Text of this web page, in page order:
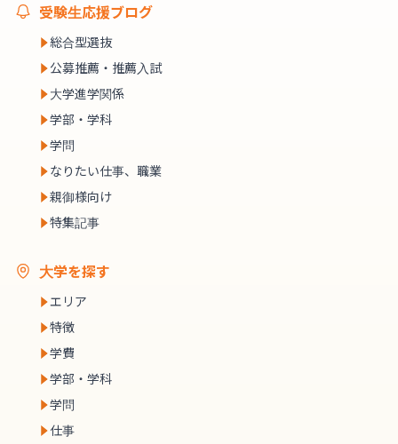
受験生応援ブログ
総合型選抜
公募推薦・推薦入試
大学進学関係
学部・学科
学問
なりたい仕事、職業
親御様向け
特集記事
大学を探す
エリア
特徴
学費
学部・学科
学問
仕事